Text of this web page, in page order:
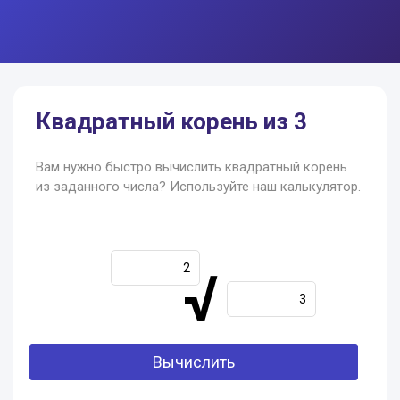
Квадратный корень из 3
Вам нужно быстро вычислить квадратный корень
из заданного числа? Используйте наш калькулятор.
√